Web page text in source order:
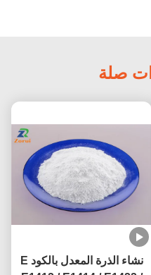
صلة
نشاء الذرة المعدل بالكود E